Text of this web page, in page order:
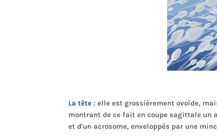
La tête : elle est grossièrement ovoïde,
montrant de ce fait en coupe sagittale un
et d'un acrosome, enveloppés par une